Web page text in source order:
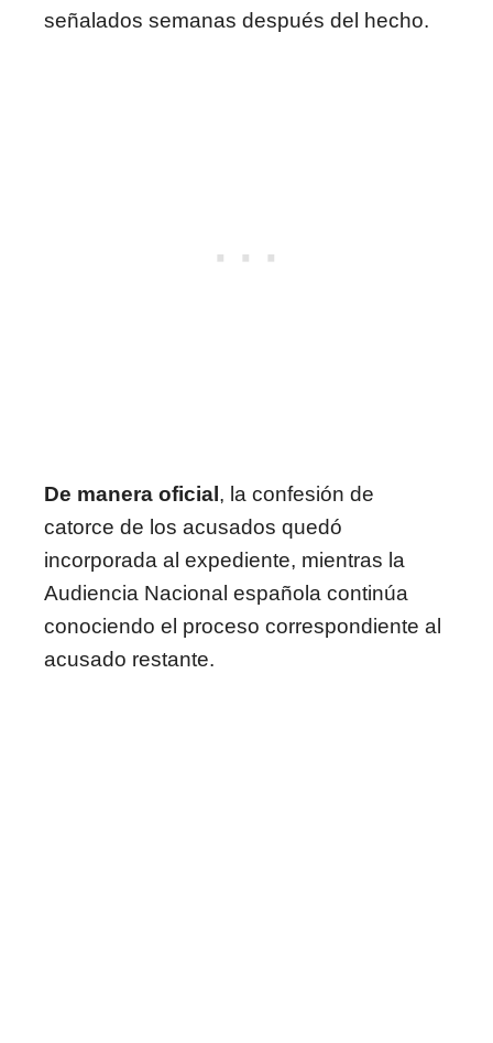
señalados semanas después del hecho.
De manera oficial , la confesión de
catorce de los acusados quedó
incorporada al expediente, mientras la
Audiencia Nacional española continúa
conociendo el proceso correspondiente al
acusado restante.